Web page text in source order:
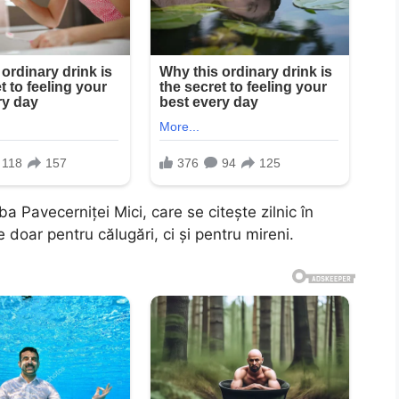
Pavecerniței Mici, care se citește zilnic în
pentru călugări, ci și pentru mireni.